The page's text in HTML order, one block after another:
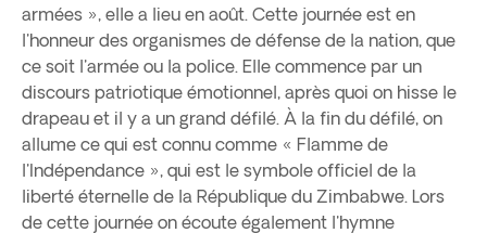
armées », elle a lieu en août. Cette journée est en
l'honneur des organismes de défense de la nation, que
ce soit l'armée ou la police. Elle commence par un
discours patriotique émotionnel, après quoi on hisse le
drapeau et il y a un grand défilé. À la fin du défilé, on
allume ce qui est connu comme « Flamme de
l'Indépendance », qui est le symbole officiel de la
liberté éternelle de la République du Zimbabwe. Lors
de cette journée on écoute également l'hymne